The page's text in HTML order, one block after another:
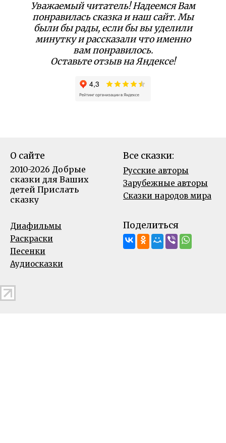
Уважаемый читатель! Надеемся Вам
понравилась сказка и наш сайт. Мы
были бы рады, если бы вы уделили
минутку и рассказали что именно
вам понравилось.
Оставьте отзыв на Яндексе!
О сайте
2010-2026 Добрые
сказки для Ваших
детей Прислать
сказку
Все сказки:
Русские авторы
Зарубежные авторы
Сказки народов мира
Диафильмы
Раскраски
Песенки
Аудиосказки
Поделиться